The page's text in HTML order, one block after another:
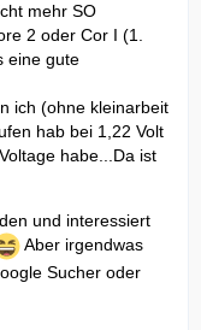
mehr SO
2 oder Cor I (1.
eine gute
ich (ohne kleinarbeit
hab bei 1,22 Volt
habe...Da ist
und interessiert
Aber irgendwas
Sucher oder